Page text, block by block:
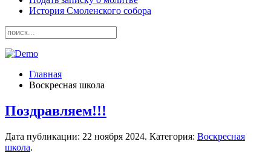
История Смоленского собора
Главная
Воскресная школа
Поздравляем!!!
Дата публикации: 22 ноября 2024. Категория: Воскресная
школа.